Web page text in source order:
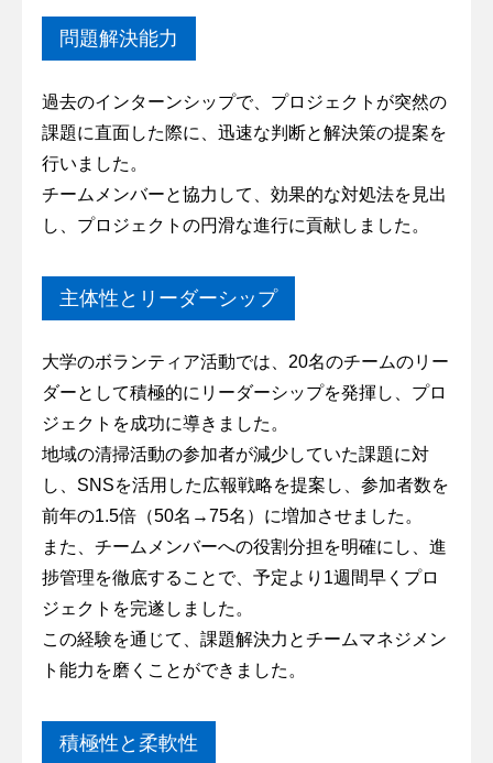
問題解決能力
過去のインターンシップで、プロジェクトが突然の
課題に直面した際に、迅速な判断と解決策の提案を
行いました。
チームメンバーと協力して、効果的な対処法を見出
し、プロジェクトの円滑な進行に貢献しました。
主体性とリーダーシップ
大学のボランティア活動では、20名のチームのリー
ダーとして積極的にリーダーシップを発揮し、プロ
ジェクトを成功に導きました。
地域の清掃活動の参加者が減少していた課題に対
し、SNSを活用した広報戦略を提案し、参加者数を
前年の1.5倍（50名→75名）に増加させました。
また、チームメンバーへの役割分担を明確にし、進
捗管理を徹底することで、予定より1週間早くプロ
ジェクトを完遂しました。
この経験を通じて、課題解決力とチームマネジメン
ト能力を磨くことができました。
積極性と柔軟性